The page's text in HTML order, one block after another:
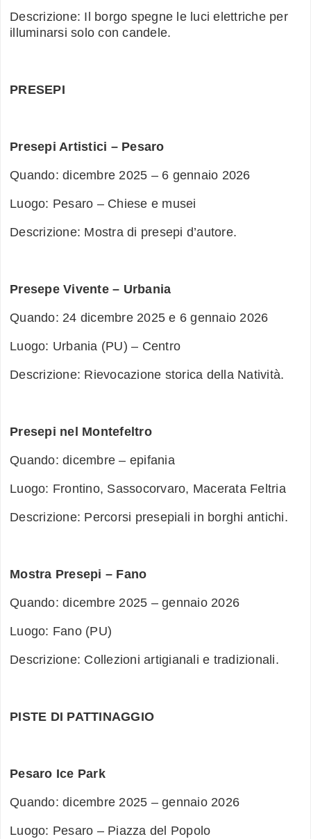
Descrizione: Il borgo spegne le luci elettriche per
illuminarsi solo con candele.
PRESEPI
Presepi Artistici – Pesaro
Quando: dicembre 2025 – 6 gennaio 2026
Luogo: Pesaro – Chiese e musei
Descrizione: Mostra di presepi d’autore.
Presepe Vivente – Urbania
Quando: 24 dicembre 2025 e 6 gennaio 2026
Luogo: Urbania (PU) – Centro
Descrizione: Rievocazione storica della Natività.
Presepi nel Montefeltro
Quando: dicembre – epifania
Luogo: Frontino, Sassocorvaro, Macerata Feltria
Descrizione: Percorsi presepiali in borghi antichi.
Mostra Presepi – Fano
Quando: dicembre 2025 – gennaio 2026
Luogo: Fano (PU)
Descrizione: Collezioni artigianali e tradizionali.
PISTE DI PATTINAGGIO
Pesaro Ice Park
Quando: dicembre 2025 – gennaio 2026
Luogo: Pesaro – Piazza del Popolo